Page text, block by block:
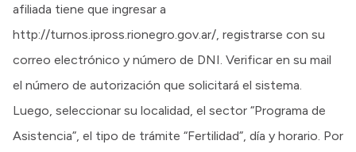
afiliada tiene que ingresar a
http://turnos.ipross.rionegro.gov.ar/, registrarse con su
correo electrónico y número de DNI. Verificar en su mail
el número de autorización que solicitará el sistema.
Luego, seleccionar su localidad, el sector “Programa de
Asistencia”, el tipo de trámite “Fertilidad”, día y horario. Por